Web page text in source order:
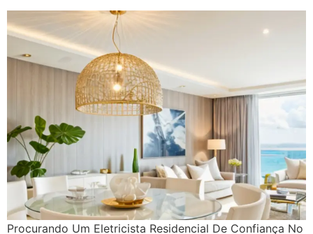
Procurando Um Eletricista Residencial De Confiança No